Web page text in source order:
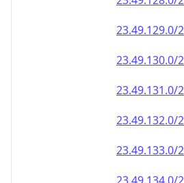
23.49.134.0/
23.49.135.0/
23.49.136.0/
23.49.137.0/
23.49.138.0/
23.49.139.0/